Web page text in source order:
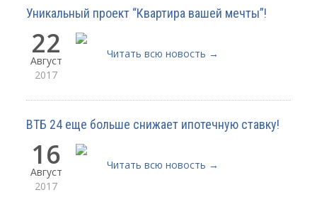
Уникальный проект “Квартира вашей мечты”!
22
Август
2017
Читать всю новость →
ВТБ 24 еще больше снижает ипотечную ставку!
16
Август
2017
Читать всю новость →